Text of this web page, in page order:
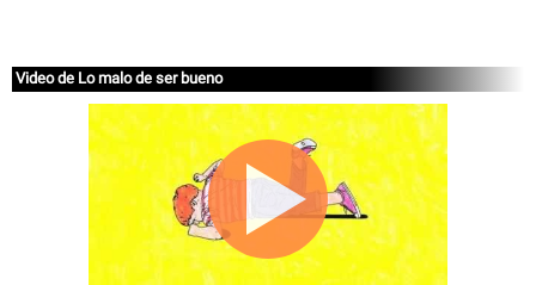
Video de Lo malo de ser bueno